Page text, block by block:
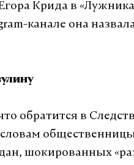
Крида в
канале она
обратится в
словам
шокированных